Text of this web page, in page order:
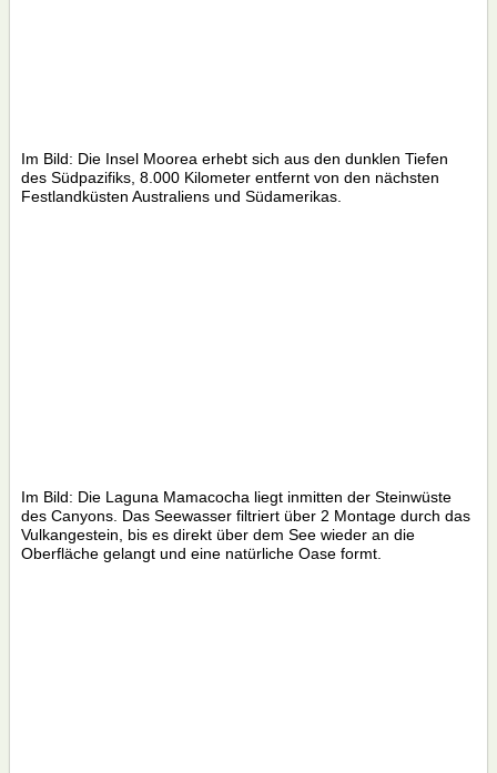
Im Bild: Die Insel Moorea erhebt sich aus den dunklen Tiefen
des Südpazifiks, 8.000 Kilometer entfernt von den nächsten
Festlandküsten Australiens und Südamerikas.
Im Bild: Die Laguna Mamacocha liegt inmitten der Steinwüste
des Canyons. Das Seewasser filtriert über 2 Montage durch das
Vulkangestein, bis es direkt über dem See wieder an die
Oberfläche gelangt und eine natürliche Oase formt.